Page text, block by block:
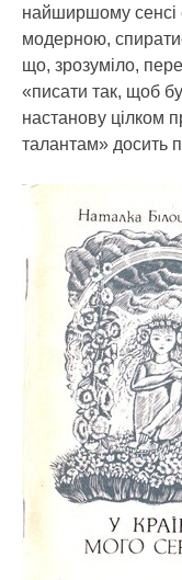
найширшому сенсі
модерною,
що, зрозуміло,
«писати так, щоб
настанову цілком
талантам» досить